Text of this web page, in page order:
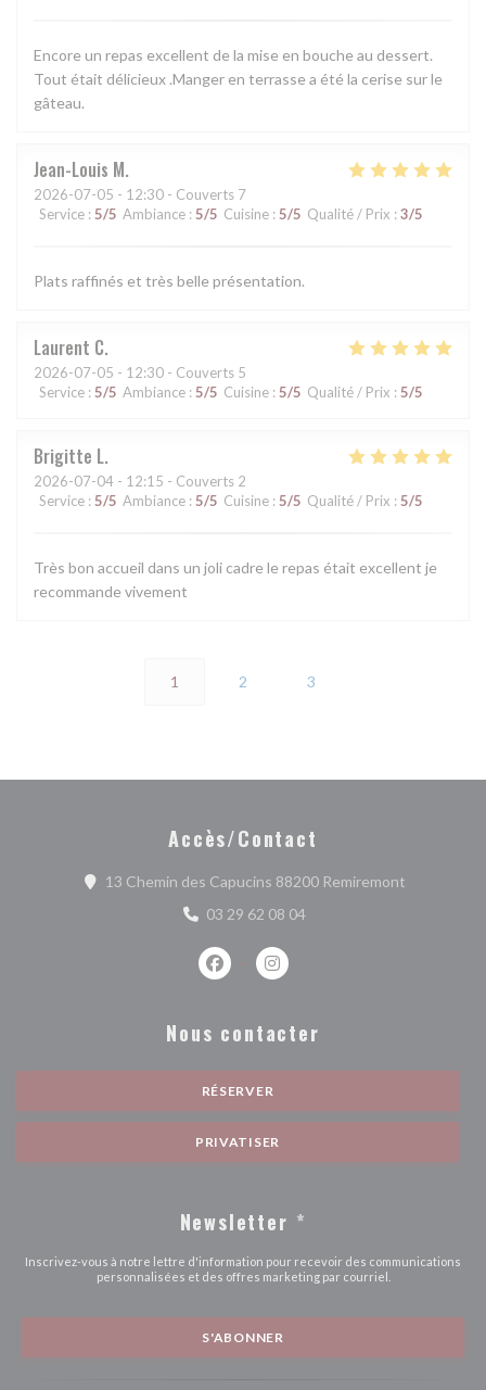
Encore un repas excellent de la mise en bouche au dessert.
Tout était délicieux .Manger en terrasse a été la cerise sur le
gâteau.
Jean-Louis M
2026-07-05 - 12:30 - Couverts 7
Service : 5/5 Ambiance : 5/5 Cuisine : 5/5 Qualité / Prix : 3/5
Plats raffinés et très belle présentation.
Laurent C
2026-07-05 - 12:30 - Couverts 5
Service : 5/5 Ambiance : 5/5 Cuisine : 5/5 Qualité / Prix : 5/5
Brigitte L
2026-07-04 - 12:15 - Couverts 2
Service : 5/5 Ambiance : 5/5 Cuisine : 5/5 Qualité / Prix : 5/5
Très bon accueil dans un joli cadre le repas était excellent je
recommande vivement
1 2 3
Accès/Contact
13 Chemin des Capucins 88200 Remiremont
03 29 62 08 04
Facebook ((ouvre une nouvelle
Instagram ((ouvre une
Nous contacter
RÉSERVER
PRIVATISER
Newsletter *
Inscrivez-vous à notre lettre d'information pour recevoir des communications
personnalisées et des offres marketing par courriel.
S'ABONNER